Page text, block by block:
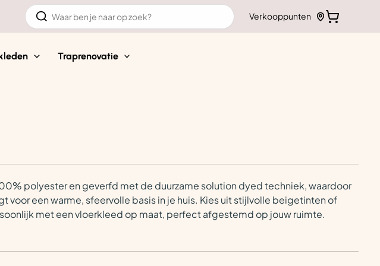
Zoeken
naar:
Verkooppunten
Traprenovatie
polyester en geverfd met de duurzame solution dyed techniek, waardoor
een warme, sfeervolle basis in je huis. Kies uit stijlvolle beigetinten of
met een vloerkleed op maat, perfect afgestemd op jouw ruimte.